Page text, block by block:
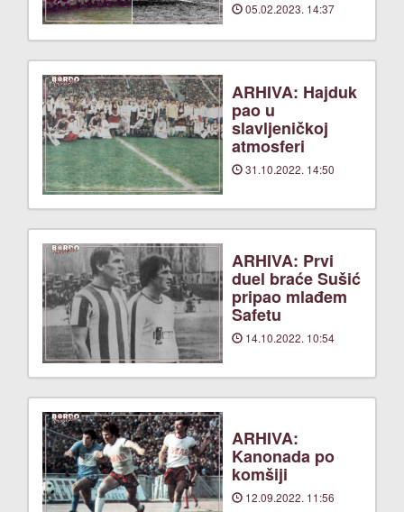
05.02.2023. 14:37
ARHIVA: Hajduk
pao u
slavljeničkoj
atmosferi
31.10.2022. 14:50
ARHIVA: Prvi
duel braće Sušić
pripao mlađem
Safetu
14.10.2022. 10:54
ARHIVA:
Kanonada po
komšiji
12.09.2022. 11:56